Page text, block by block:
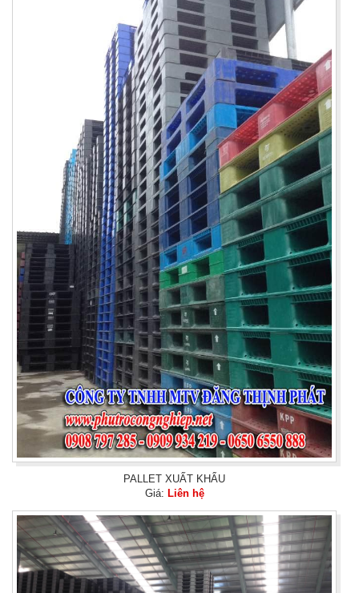
Kích thước đa dạng, giá rẽ, chất lượng đảm bảo tải
trọng an toàn.
Có thể tái xử dụng lại nhiều lần trong việc lưu thông và
vận chuyển hàng đi và đến trong và ngoài nước,...
PALLET XUẤT KHẨU
Giá: Liên hệ
Kích thước đa dạng, giá rẽ, chất lượng đảm bảo tải